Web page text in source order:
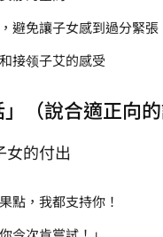
避免讓子女感到過分緊張
接领子艾的感受
」（說合適正向的
女的付出
點，我都支持你！